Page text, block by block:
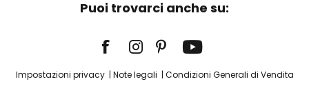
Puoi trovarci anche su:
Impostazioni privacy Note legali
Condizioni Generali di Vendita